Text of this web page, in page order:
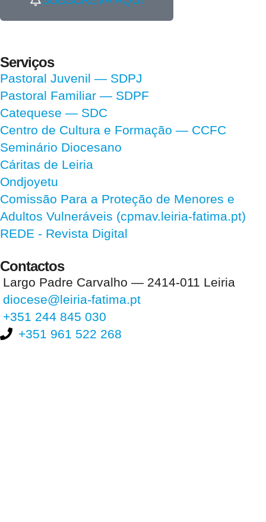
Serviços
Pastoral Juvenil — SDPJ
Pastoral Familiar — SDPF
Catequese — SDC
Centro de Cultura e Formação — CCFC
Seminário Diocesano
Cáritas de Leiria
Ondjoyetu
Comissão Para a Proteção de Menores e
Adultos Vulneráveis (cpmav.leiria-fatima.pt)
REDE - Revista Digital
Contactos
Largo Padre Carvalho — 2414-011 Leiria
diocese@leiria-fatima.pt
+351 244 845 030
+351 961 522 268